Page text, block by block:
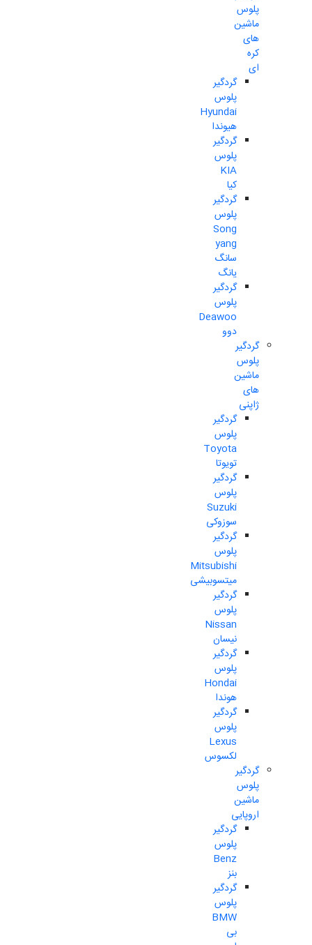
پلوس
ماشین
های
کره
ای
گردگیر
پلوس
Hyundai
هیوندا
گردگیر
پلوس
KIA
کیا
گردگیر
پلوس
Song
yang
سانگ
یانگ
گردگیر
پلوس
Deawoo
دوو
گردگیر
پلوس
ماشین
های
ژاپنی
گردگیر
پلوس
Toyota
تویوتا
گردگیر
پلوس
Suzuki
سوزوکی
گردگیر
پلوس
Mitsubishi
میتسوبیشی
گردگیر
پلوس
Nissan
نیسان
گردگیر
پلوس
Hondai
هوندا
گردگیر
پلوس
Lexus
لکسوس
گردگیر
پلوس
ماشین
اروپایی
گردگیر
پلوس
Benz
بنز
گردگیر
پلوس
BMW
بی